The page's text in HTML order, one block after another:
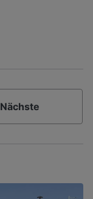
Nächste